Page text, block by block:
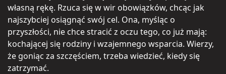
własną rękę. Rzuca się w wir obowiązków, chcąc jak
najszybciej osiągnąć swój cel. Ona, myśląc o
przyszłości, nie chce stracić z oczu tego, co już mają:
kochającej się rodziny i wzajemnego wsparcia. Wierzy,
że goniąc za szczęściem, trzeba wiedzieć, kiedy się
zatrzymać.